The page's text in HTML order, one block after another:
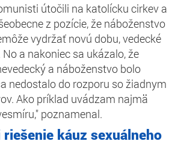
útočili na katolícku cirkev a
z pozície, že náboženstvo
vydržať novú dobu, vedecké
a nakoniec sa ukázalo, že
a náboženstvo bolo
nedostalo do rozporu so žiadnym
Ako príklad uvádzam najmä
poznamenal.
káuz sexuálneho